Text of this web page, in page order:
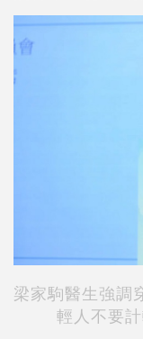
梁家駒醫生強調
輕人不要